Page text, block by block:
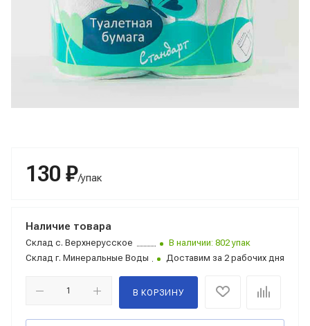
130 ₽/упак
Наличие товара
Склад с. Верхнерусское
В наличии: 802 упак
Склад г. Минеральные Воды Доставим за 2 рабочих дня
В КОРЗИНУ